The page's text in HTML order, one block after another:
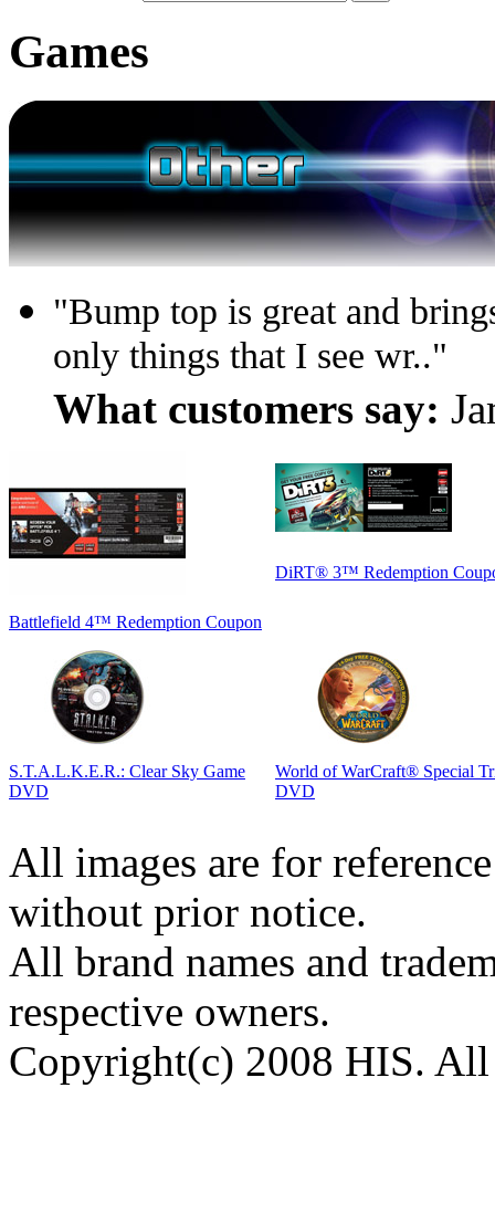
Games
"Bump top is great and
only things that I see wr.."
What customers say:
Battlefield 4™ Redemption Coupon
DiRT® 3™ Redemption
S.T.A.L.K.E.R.: Clear Sky Game
DVD
World of WarCraft® Special
DVD
All images are for
without prior notice.
All brand names and
respective owners.
Copyright(c) 2008 HIS. All